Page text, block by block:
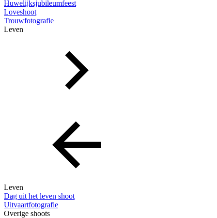
Huwelijksjubileumfeest
Loveshoot
Trouwfotografie
Leven
Leven
Dag uit het leven shoot
Uitvaartfotografie
Overige shoots